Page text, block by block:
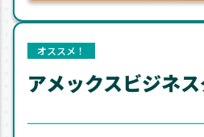
オススメ！
アメックスビジネ